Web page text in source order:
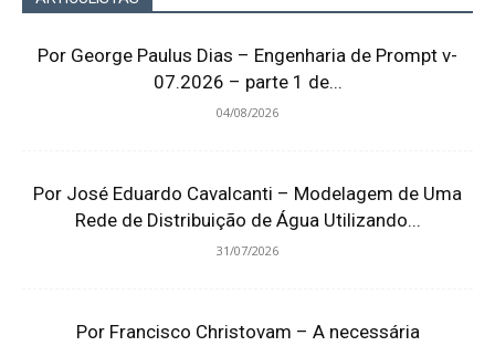
Por George Paulus Dias – Engenharia de Prompt v-
07.2026 – parte 1 de...
04/08/2026
Por José Eduardo Cavalcanti – Modelagem de Uma
Rede de Distribuição de Água Utilizando...
31/07/2026
Por Francisco Christovam – A necessária